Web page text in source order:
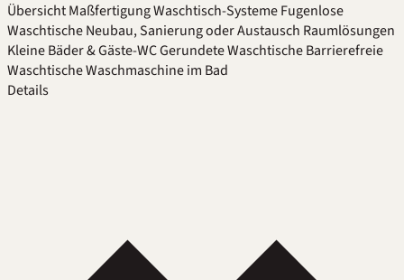
ÜbersichtMaßfertigungWaschtisch-SystemeFugenlose
WaschtischeNeubau, Sanierung oder Austausch Raumlösungen
Kleine Bäder & Gäste-WCGerundete WaschtischeBarrierefreie
WaschtischeWaschmaschine im Bad
Details